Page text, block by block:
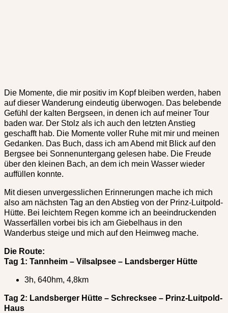
Die Momente, die mir positiv im Kopf bleiben werden, haben
auf dieser Wanderung eindeutig überwogen. Das belebende
Gefühl der kalten Bergseen, in denen ich auf meiner Tour
baden war. Der Stolz als ich auch den letzten Anstieg
geschafft hab. Die Momente voller Ruhe mit mir und meinen
Gedanken. Das Buch, dass ich am Abend mit Blick auf den
Bergsee bei Sonnenuntergang gelesen habe. Die Freude
über den kleinen Bach, an dem ich mein Wasser wieder
auffüllen konnte.
Mit diesen unvergesslichen Erinnerungen mache ich mich
also am nächsten Tag an den Abstieg von der Prinz-Luitpold-
Hütte. Bei leichtem Regen komme ich an beeindruckenden
Wasserfällen vorbei bis ich am Giebelhaus in den
Wanderbus steige und mich auf den Heimweg mache.
Die Route:
Tag 1: Tannheim – Vilsalpsee – Landsberger Hütte
3h, 640hm, 4,8km
Tag 2: Landsberger Hütte – Schrecksee – Prinz-Luitpold-
Haus